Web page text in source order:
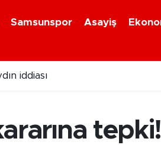
Samsunspor Asayiş
iddiası
tepki!